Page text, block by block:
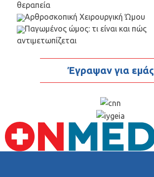
θεραπεία
Αρθροσκοπική Χειρουργική Ώμου
Παγωμένος ώμος: τι είναι και πώς
αντιμετωπίζεται
Έγραψαν για εμάς